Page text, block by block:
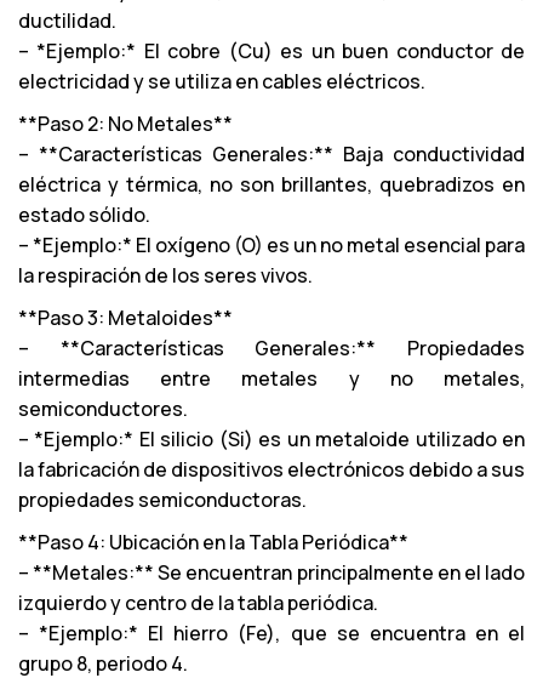
ductilidad.
– *Ejemplo:* El cobre (Cu) es un buen conductor de
electricidad y se utiliza en cables eléctricos.
**Paso 2: No Metales**
– **Características Generales:** Baja conductividad
eléctrica y térmica, no son brillantes, quebradizos en
estado sólido.
– *Ejemplo:* El oxígeno (O) es un no metal esencial para
la respiración de los seres vivos.
**Paso 3: Metaloides**
– **Características Generales:** Propiedades
intermedias entre metales y no metales,
semiconductores.
– *Ejemplo:* El silicio (Si) es un metaloide utilizado en
la fabricación de dispositivos electrónicos debido a sus
propiedades semiconductoras.
**Paso 4: Ubicación en la Tabla Periódica**
– **Metales:** Se encuentran principalmente en el lado
izquierdo y centro de la tabla periódica.
– *Ejemplo:* El hierro (Fe), que se encuentra en el
grupo 8, periodo 4.